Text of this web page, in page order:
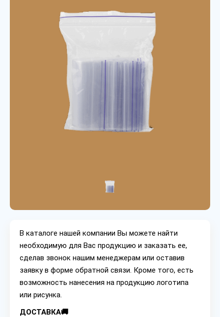
В каталоге нашей компании Вы можете найти
необходимую для Вас продукцию и заказать ее,
сделав звонок нашим менеджерам или оставив
заявку в форме обратной связи. Кроме того, есть
возможность нанесения на продукцию логотипа
или рисунка.
ДОСТАВКА🚚